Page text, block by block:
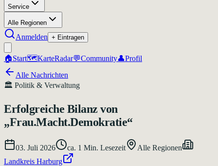
Service
Alle Regionen
Anmelden + Eintragen
🏠Start🗺️KarteRadar💬Community👤Profil
Alle Nachrichten
🏛️ Politik & Verwaltung
Erfolgreiche Bilanz von
„Frau.Macht.Demokratie“
03. Juli 2026 ca. 1 Min. Lesezeit
Alle Regionen
Landkreis Harburg